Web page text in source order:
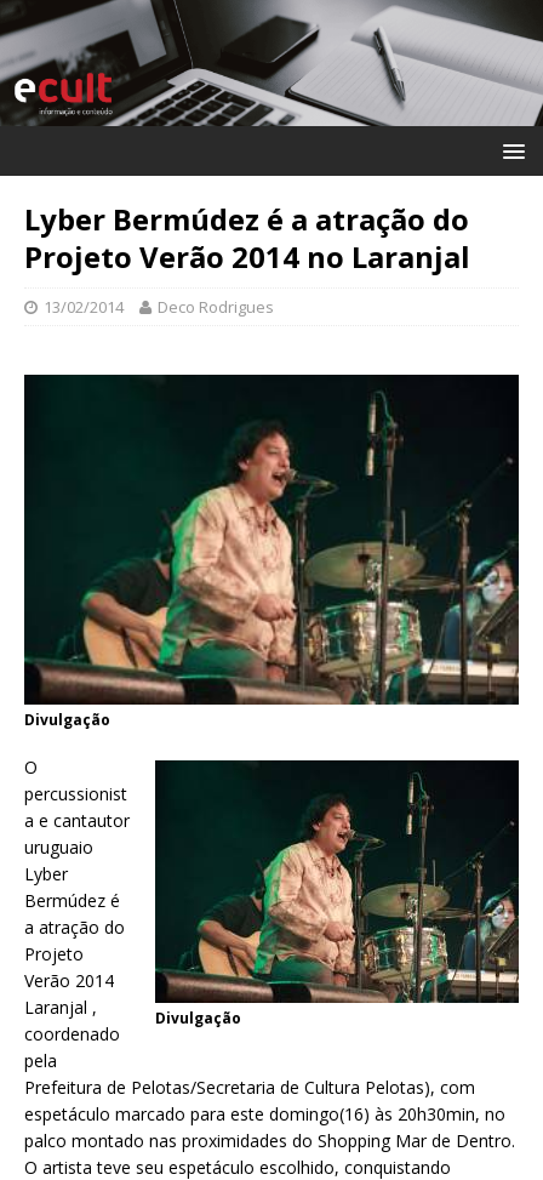
Lyber Bermúdez é a atração do
Projeto Verão 2014 no Laranjal
13/02/2014 Deco Rodrigues
Divulgação
Divulgação
O
percussionist
a e cantautor
uruguaio
Lyber
Bermúdez é
a atração do
Projeto
Verão 2014
Laranjal ,
coordenado
pela
Prefeitura de Pelotas/Secretaria de Cultura Pelotas), com
espetáculo marcado para este domingo(16) às 20h30min, no
palco montado nas proximidades do Shopping Mar de Dentro.
O artista teve seu espetáculo escolhido, conquistando